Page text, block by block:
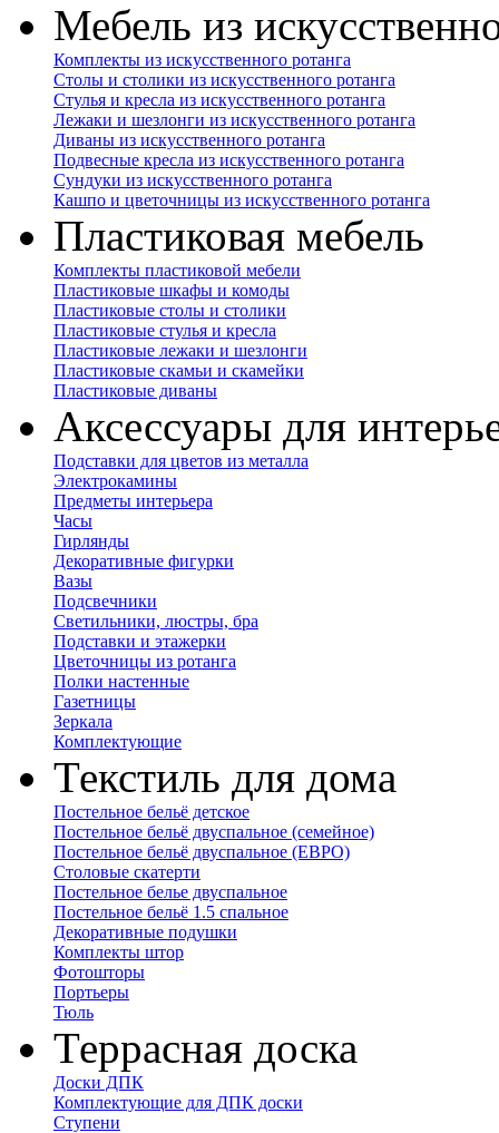
Мебель из
Комплекты из искусственного ротанга
Столы и столики из искусственного ротанга
Стулья и кресла из искусственного ротанга
Лежаки и шезлонги из искусственного ротанга
Диваны из искусственного ротанга
Подвесные кресла из искусственного ротанга
Сундуки из искусственного ротанга
Кашпо и цветочницы из искусственного ротанга
Пластиковая мебель
Комплекты пластиковой мебели
Пластиковые шкафы и комоды
Пластиковые столы и столики
Пластиковые стулья и кресла
Пластиковые лежаки и шезлонги
Пластиковые скамьи и скамейки
Пластиковые диваны
Аксессуары для
Подставки для цветов из металла
Электрокамины
Предметы интерьера
Часы
Гирлянды
Декоративные фигурки
Вазы
Подсвечники
Светильники, люстры, бра
Подставки и этажерки
Цветочницы из ротанга
Полки настенные
Газетницы
Зеркала
Комплектующие
Текстиль для дома
Постельное бельё детское
Постельное бельё двуспальное (семейное)
Постельное бельё двуспальное (ЕВРО)
Столовые скатерти
Постельное белье двуспальное
Постельное бельё 1.5 спальное
Декоративные подушки
Комплекты штор
Фотошторы
Портьеры
Тюль
Террасная доска
Доски ДПК
Комплектующие для ДПК доски
Ступени